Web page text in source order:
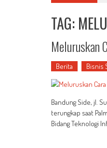
TAG:
Meluruskan
Berita Bisnis
Bandung Side, jl.
terungkap saat
Bidang Teknologi